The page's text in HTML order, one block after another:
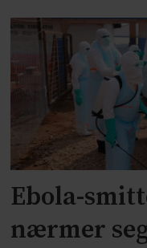
Ebola-
nærmer